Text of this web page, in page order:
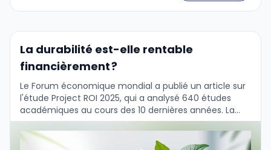
La durabilité est-elle rentable
financièrement ?
Le Forum économique mondial a publié un article sur
l'étude Project ROI 2025, qui a analysé 640 études
académiques au cours des 10 dernières années. La
conclusion est claire : …